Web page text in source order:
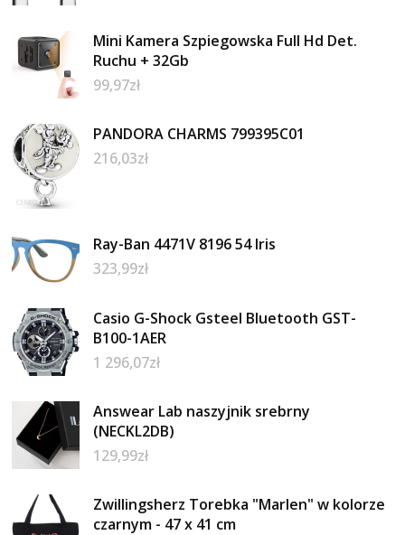
Mini Kamera Szpiegowska Full Hd Det.
Ruchu + 32Gb
99,97zł
PANDORA CHARMS 799395C01
216,03zł
Ray-Ban 4471V 8196 54 Iris
323,99zł
Casio G-Shock Gsteel Bluetooth GST-
B100-1AER
1 296,07zł
Answear Lab naszyjnik srebrny
(NECKL2DB)
129,99zł
Zwillingsherz Torebka "Marlen" w kolorze
czarnym - 47 x 41 cm